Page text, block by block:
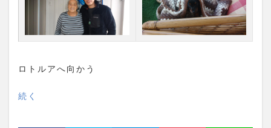
ロトルアへ向かう
続く